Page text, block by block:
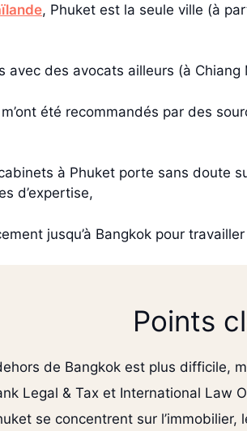
, Phuket est la seule ville (à
des avocats ailleurs (à Chiang
été recommandés par des
à Phuket porte sans
d’expertise,
jusqu’à Bangkok pour
Points
de Bangkok est plus difficile,
Legal & Tax et International Law
se concentrent sur